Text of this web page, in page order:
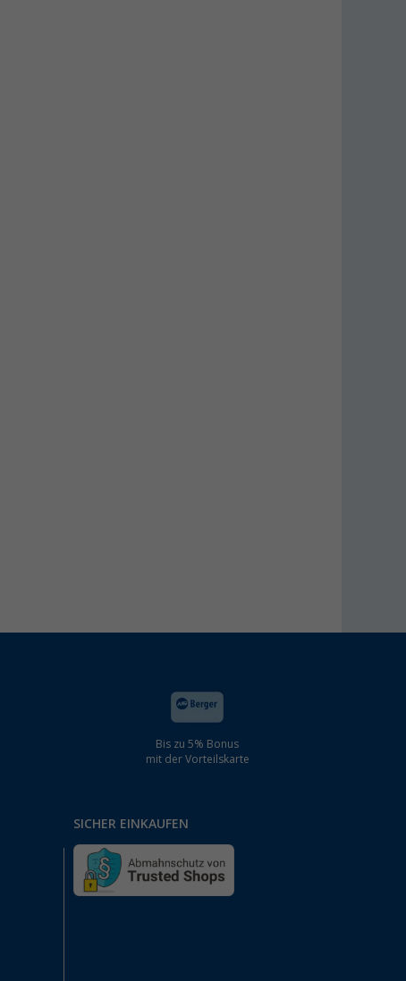
Bis zu 5% Bonus
mit der Vorteilskarte
SICHER EINKAUFEN